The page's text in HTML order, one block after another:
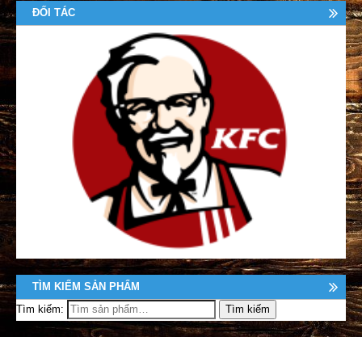
ĐỐI TÁC
TÌM KIẾM SẢN PHẨM
Tìm kiếm: